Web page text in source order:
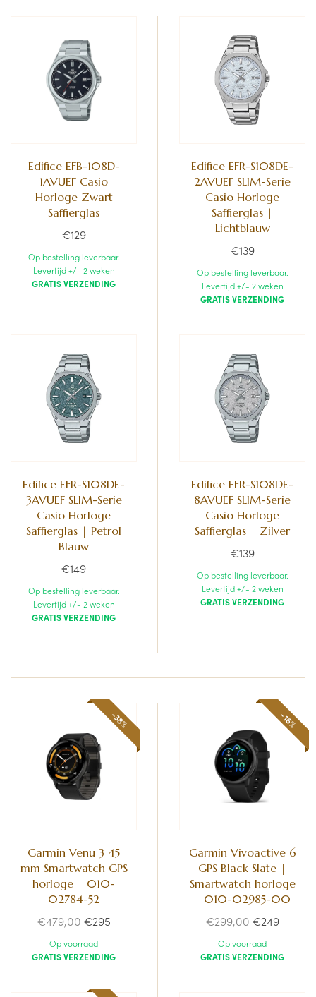
Edifice EFB-108D-
1AVUEF Casio
Horloge Zwart
Saffierglas
€129
Op bestelling leverbaar.
Levertijd +/- 2 weken
GRATIS VERZENDING
Edifice EFR-S108DE-
2AVUEF SLIM-Serie
Casio Horloge
Saffierglas |
Lichtblauw
€139
Op bestelling leverbaar.
Levertijd +/- 2 weken
GRATIS VERZENDING
Edifice EFR-S108DE-
3AVUEF SLIM-Serie
Casio Horloge
Saffierglas | Petrol
Blauw
€149
Op bestelling leverbaar.
Levertijd +/- 2 weken
GRATIS VERZENDING
Edifice EFR-S108DE-
8AVUEF SLIM-Serie
Casio Horloge
Saffierglas | Zilver
€139
Op bestelling leverbaar.
Levertijd +/- 2 weken
GRATIS VERZENDING
Garmin Venu 3 45
mm Smartwatch GPS
horloge | 010-
02784-52
Normale
prijs
€479,00
-38%
€295
Op voorraad
GRATIS VERZENDING
Garmin Vivoactive 6
GPS Black Slate |
Smartwatch horloge
| 010-02985-00
Normale
prijs
€299,00
-16%
€249
Op voorraad
GRATIS VERZENDING